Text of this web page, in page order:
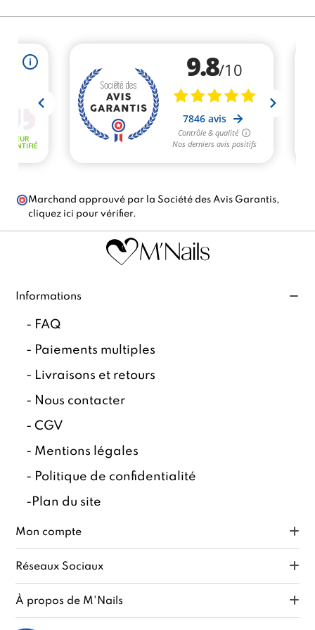
Marchand approuvé par la Société des Avis Garantis,
cliquez ici pour vérifier.
Informations
- FAQ
- Paiements multiples
- Livraisons et retours
- Nous contacter
-CGV
- Mentions légales
- Politique de confidentialité
- Plan du site
Mon compte
Réseaux Sociaux
À propos de M'Nails